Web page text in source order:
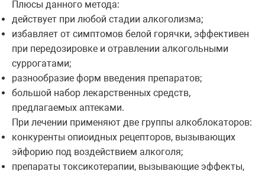
Плюсы данного метода:
действует при любой стадии алкоголизма;
избавляет от симптомов белой горячки, эффективен
при передозировке и отравлении алкогольными
суррогатами;
разнообразие форм введения препаратов;
большой набор лекарственных средств,
предлагаемых аптеками.
При лечении применяют две группы алкоблокаторов:
конкуренты опиоидных рецепторов, вызывающих
эйфорию под воздействием алкоголя;
препараты токсикотерапии, вызывающие эффекты,